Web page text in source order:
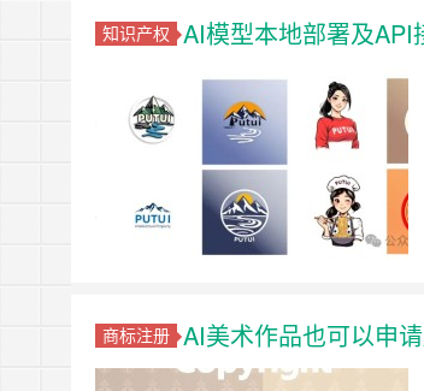
知识产权 AI模型本地部署及API
商标注册 AI美术作品也可以申